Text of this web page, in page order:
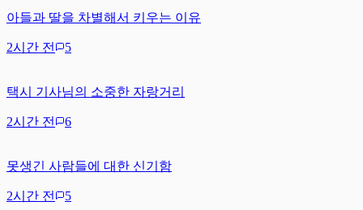
아들과 딸을 차별해서 키우는 이유
2시간 전 5
택시 기사님의 소중한 자랑거리
2시간 전 6
못생긴 사람들에 대한 신기함
2시간 전 5